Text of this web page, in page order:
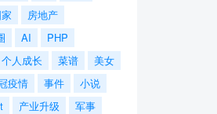
房地产
AI
PHP
个人成长 菜谱
美女
疫情 事件
小说
产业升级 军事